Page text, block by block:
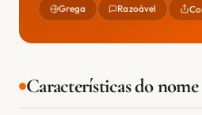
Grega Razoável
Características do nome